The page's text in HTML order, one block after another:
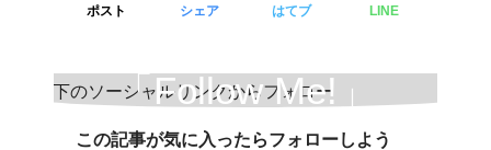
ポスト シェア はてブ LINE
「Follow Me!」
この記事が気に入ったらフォローしよう